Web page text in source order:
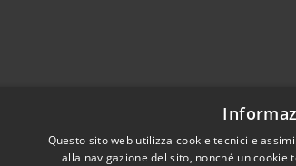
Questo sito web utilizza cookie tecnici e
alla navigazione del sito, nonché un